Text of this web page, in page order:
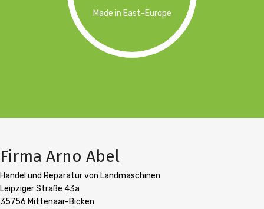
Made in East-Europe
Firma Arno Abel
Handel und Reparatur von Landmaschinen
Leipziger Straße 43a
35756 Mittenaar-Bicken